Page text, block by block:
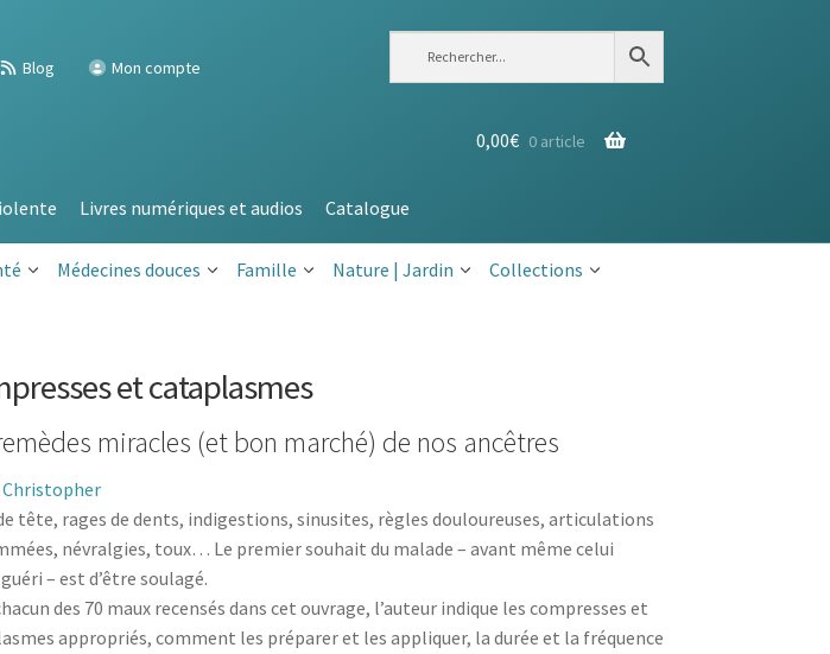
Blog Mon compte
0,00€ 0 article
Livres numériques et audios Catalogue
Médecines douces Famille Nature | Jardin Collections
et cataplasmes
miracles (et bon marché) de nos ancêtres
Christopher
tête, rages de dents, indigestions, sinusites, règles douloureuses, articulations
névralgies, toux… Le premier souhait du malade – avant même celui
– est d’être soulagé.
des 70 maux recensés dans cet ouvrage, l’auteur indique les compresses et
appropriés, comment les préparer et les appliquer, la durée et la fréquence